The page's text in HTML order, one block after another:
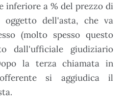
inferiore a % del prezzo di
oggetto dell'asta, che va
(molto spesso questo
dall'ufficiale giudiziario
la terza chiamata in
si aggiudica il